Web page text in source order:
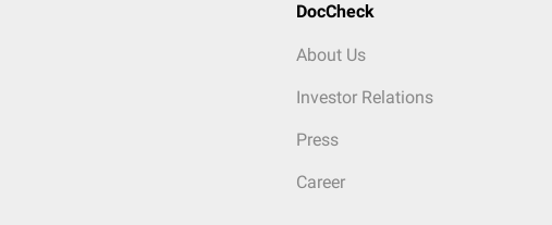
DocCheck
About Us
Investor Relations
Press
Career